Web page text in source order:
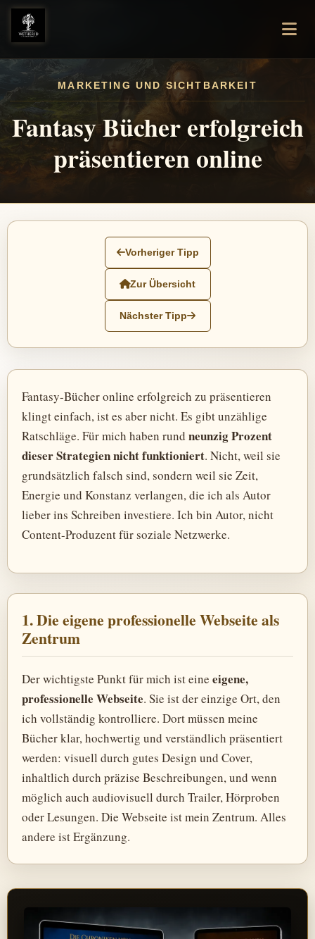
MARKETING UND SICHTBARKEIT
Fantasy Bücher erfolgreich
präsentieren online
Vorheriger Tipp
Zur Übersicht
Nächster Tipp
Fantasy-Bücher online erfolgreich zu präsentieren
klingt einfach, ist es aber nicht. Es gibt unzählige
Ratschläge. Für mich haben rund neunzig Prozent
dieser Strategien nicht funktioniert. Nicht, weil sie
grundsätzlich falsch sind, sondern weil sie Zeit,
Energie und Konstanz verlangen, die ich als Autor
lieber ins Schreiben investiere. Ich bin Autor, nicht
Content-Produzent für soziale Netzwerke.
1. Die eigene professionelle Webseite als
Zentrum
Der wichtigste Punkt für mich ist eine eigene,
professionelle Webseite. Sie ist der einzige Ort, den
ich vollständig kontrolliere. Dort müssen meine
Bücher klar, hochwertig und verständlich präsentiert
werden: visuell durch gutes Design und Cover,
inhaltlich durch präzise Beschreibungen, und wenn
möglich auch audiovisuell durch Trailer, Hörproben
oder Lesungen. Die Webseite ist mein Zentrum. Alles
andere ist Ergänzung.